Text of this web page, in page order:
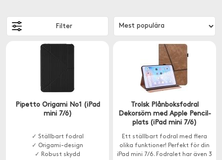
Filter
Pipetto Origami No1 (iPad
mini 7/6)
✓ Ställbart fodral
✓ Origami-design
✓ Robust skydd
Trolsk Plånboksfodral
Dekorsöm med Apple Pencil-
plats (iPad mini 7/6)
Ett ställbart fodral med flera
olika funktioner! Perfekt för din
iPad mini 7/6. Fodralet har även 3